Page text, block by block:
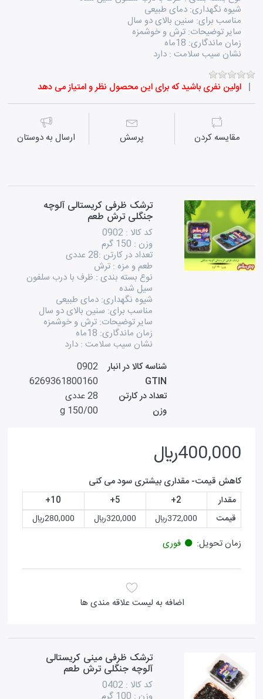
شیوه نگهداری: دمای طبیعی
مناسب برای: سنین بالای دو سال
سایر توضیحات: ترش و خوشمزه
زمان ماندگاری: 18ماه
نشان سیب سلامت : دارد
اولین نفری باشید که برای این محصول نظر و امتیاز می دهد
مقايسه كردن پرسش ارسال به دوستان
ترشک ظرفی کریستالی آلوچه
جنگلی ترش طعم
کد کالا : 0902
وزن : 150 گرم
تعداد در کارتن :28 عددی
طعم و مزه : ترش
نوع بسته بندی : ظرف با درب سلفون
سیل شده
شیوه نگهداری: دمای طبیعی
مناسب برای: سنین بالای دو سال
سایر توضیحات: ترش و خوشمزه
زمان ماندگاری: 18ماه
نشان سیب سلامت : دارد
شناسه کالا در انبار
0902
GTIN
6269361800160
تعداد در کارتن
28 عددی
وزن
150/00 g
400,000ريال
کاهش قیمت- مقداری بیشتری سود می کنی
مقدار 2+
5+
10+
قیمت
372,000ريال 320,000ريال 280,000ريال
زمان تحویل: فوری
اضافه به لیست علاقه مندی ها
ترشک ظرفی مینی کریستالی
آلوچه جنگلی ترش طعم
کد کالا : 0402